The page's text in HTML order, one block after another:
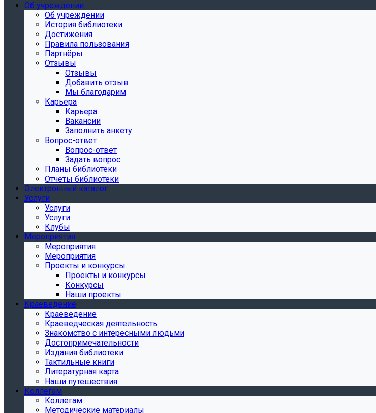
Об учреждении
Об учреждении
История библиотеки
Достижения
Правила пользования
Партнёры
Отзывы
Отзывы
Добавить отзыв
Мы благодарим
Карьера
Карьера
Вакансии
Заполнить анкету
Вопрос-ответ
Вопрос-ответ
Задать вопрос
Планы библиотеки
Отчеты библиотеки
Электронный каталог
Услуги
Услуги
Услуги
Клубы
Мероприятия
Мероприятия
Мероприятия
Проекты и конкурсы
Проекты и конкурсы
Конкурсы
Наши проекты
Краеведение
Краеведение
Краеведческая деятельность
Знакомство с интересными людьми
Достопримечательности
Издания библиотеки
Тактильные книги
Литературная карта
Наши путешествия
Коллегам
Коллегам
Методические материалы